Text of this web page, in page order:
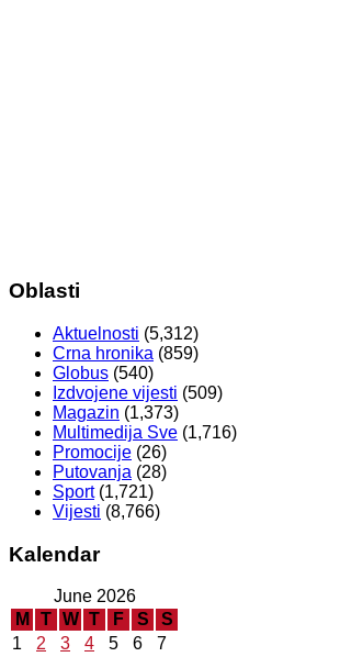
Oblasti
Aktuelnosti (5,312)
Crna hronika (859)
Globus (540)
Izdvojene vijesti (509)
Magazin (1,373)
Multimedija Sve (1,716)
Promocije (26)
Putovanja (28)
Sport(1,721)
Vijesti (8,766)
Kalendar
June 2026
M
T W T F S S
1 2 3 4 5 6
7